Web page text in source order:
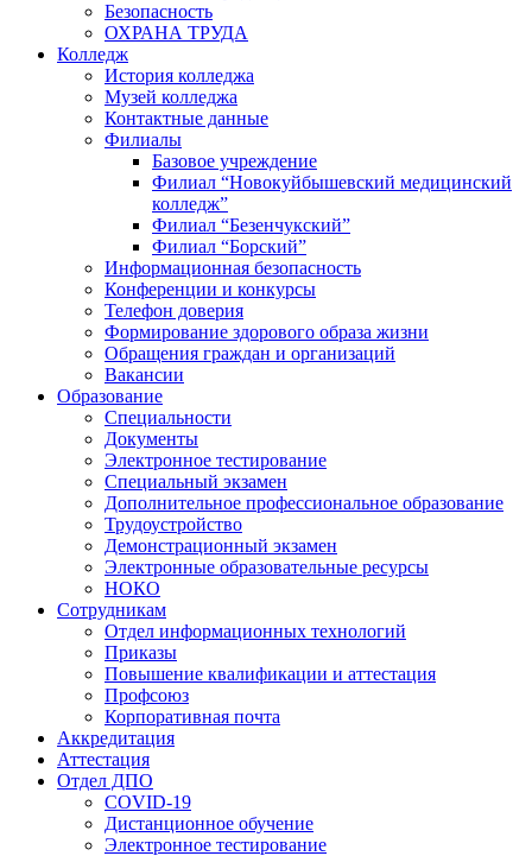
Безопасность
ОХРАНА ТРУДА
Колледж
История колледжа
Музей колледжа
Контактные данные
Филиалы
Базовое учреждение
Филиал “Новокуйбышевский медицинский
колледж”
Филиал “Безенчукский”
Филиал “Борский”
Информационная безопасность
Конференции и конкурсы
Телефон доверия
Формирование здорового образа жизни
Обращения граждан и организаций
Вакансии
Образование
Специальности
Документы
Электронное тестирование
Специальный экзамен
Дополнительное профессиональное образование
Трудоустройство
Демонстрационный экзамен
Электронные образовательные ресурсы
НОКО
Сотрудникам
Отдел информационных технологий
Приказы
Повышение квалификации и аттестация
Профсоюз
Корпоративная почта
Аккредитация
Аттестация
Отдел ДПО
COVID-19
Дистанционное обучение
Электронное тестирование